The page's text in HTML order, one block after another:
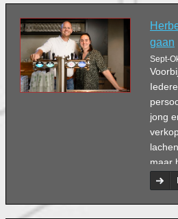
gaan
Sept-
jong
maar